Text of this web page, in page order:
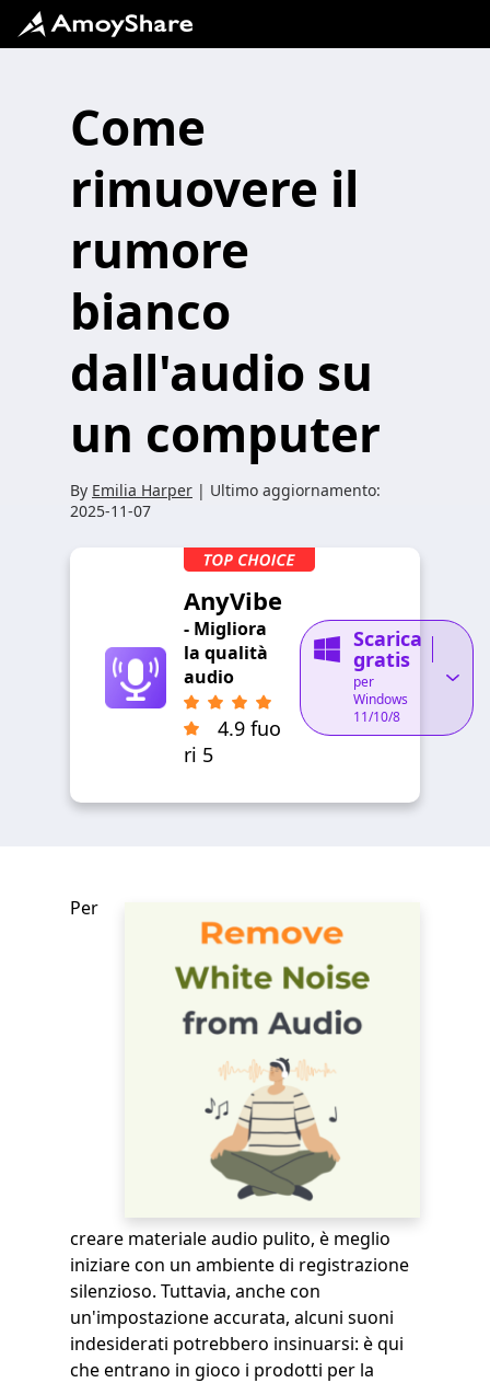
Come
rimuovere il
rumore
bianco
dall'audio su
un computer
By Emilia Harper | Ultimo aggiornamento:
2025-11-07
AnyVibe
- Migliora
la qualità
audio
4.9 fuo
ri 5
Scarica
gratis
per
Windows
11/10/8
Per
creare materiale audio pulito, è meglio
iniziare con un ambiente di registrazione
silenzioso. Tuttavia, anche con
un'impostazione accurata, alcuni suoni
indesiderati potrebbero insinuarsi: è qui
che entrano in gioco i prodotti per la